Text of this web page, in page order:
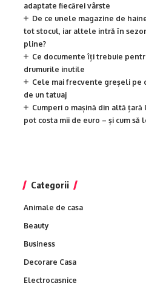
adaptate fiecărei vârste
De ce unele magazine de
tot stocul, iar altele intră în
pline?
Ce documente îți trebuie
drumurile inutile
Cele mai frecvente greșeli pe
de un tatuaj
Cumperi o mașină din altă țară
pot costa mii de euro – și cum să
Categorii
Animale de casa
Beauty
Business
Decorare Casa
Electrocasnice